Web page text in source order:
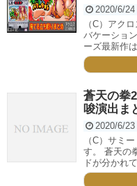
2020/6/24
（C）アク
バケーショ
ーズ最新作は
蒼天の拳
唆演出ま
2020/6/23
（C）サミ
す。 蒼天の
ドが分かれ